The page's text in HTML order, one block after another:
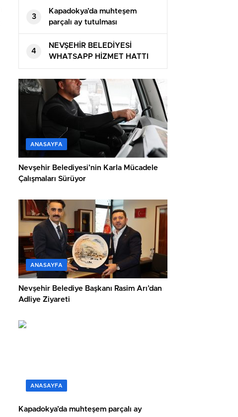
3
Kapadokya’da muhteşem
parçalı ay tutulması
4
NEVŞEHİR BELEDİYESİ
WHATSAPP HİZMET HATTI
DEVREDE
ANASAYFA
Nevşehir Belediyesi’nin Karla Mücadele
Çalışmaları Sürüyor
ANASAYFA
Nevşehir Belediye Başkanı Rasim Arı’dan
Adliye Ziyareti
ANASAYFA
Kapadokya’da muhteşem parçalı ay